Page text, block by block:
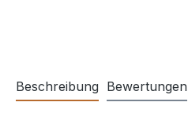
Beschreibung Bewertungen